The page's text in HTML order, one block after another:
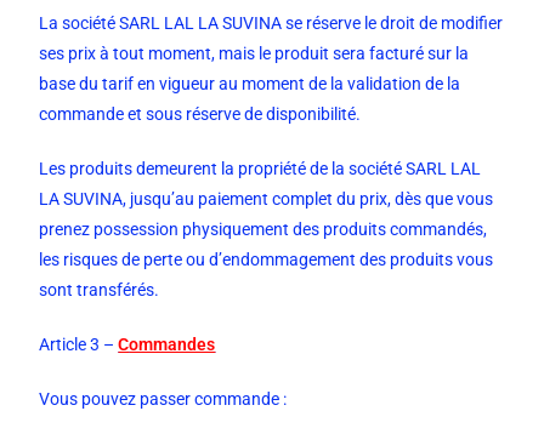
La société SARL LAL LA SUVINA se réserve le droit de modifier
ses prix à tout moment, mais le produit sera facturé sur la
base du tarif en vigueur au moment de la validation de la
commande et sous réserve de disponibilité.
Les produits demeurent la propriété de la société SARL LAL
LA SUVINA, jusqu’au paiement complet du prix, dès que vous
prenez possession physiquement des produits commandés,
les risques de perte ou d’endommagement des produits vous
sont transférés.
Article 3 –Commandes
Vous pouvez passer commande :